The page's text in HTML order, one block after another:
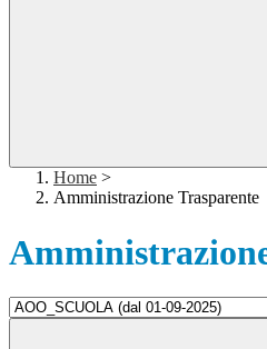
Home >
Amministrazione Trasparente